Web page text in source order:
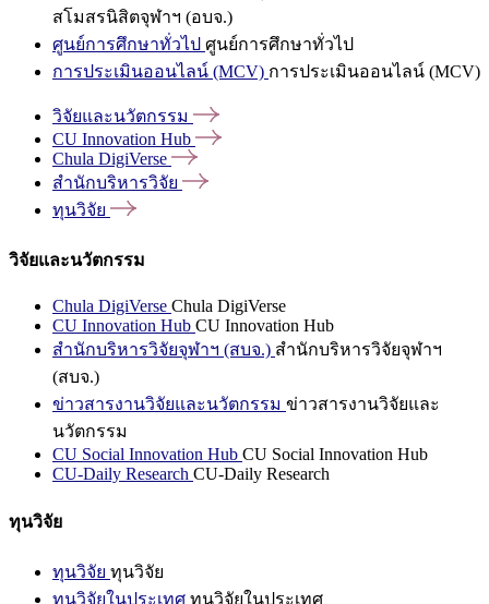
สโมสรนิสิตจุฬาฯ (อบจ.)
ศูนย์การศึกษาทั่วไป ศูนย์การศึกษาทั่วไป
การประเมินออนไลน์ (MCV) การประเมินออนไลน์ (MCV)
วิจัยและนวัตกรรม
CU Innovation Hub
Chula DigiVerse
สำนักบริหารวิจัย
ทุนวิจัย
วิจัยและนวัตกรรม
Chula DigiVerse Chula DigiVerse
CU Innovation Hub CU Innovation Hub
สำนักบริหารวิจัยจุฬาฯ (สบจ.) สำนักบริหารวิจัยจุฬาฯ
(สบจ.)
ข่าวสารงานวิจัยและนวัตกรรม ข่าวสารงานวิจัยและ
นวัตกรรม
CU Social Innovation Hub CU Social Innovation Hub
CU-Daily Research CU-Daily Research
ทุนวิจัย
ทุนวิจัย ทุนวิจัย
ทุนวิจัยในประเทศ ทุนวิจัยในประเทศ